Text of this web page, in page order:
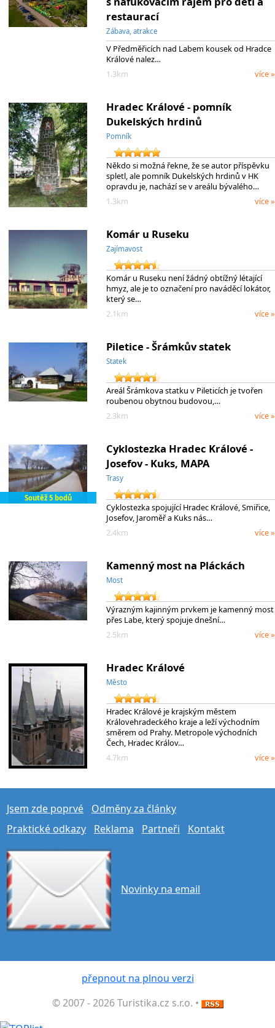
restaurací
Zábava, atrakce
V Předměřicích nad Labem kousek od Hradce
Králové nalez…
1.3km
více »
Hradec Králové - pomník
Dukelských hrdinů
Pomník
Někdo si možná řekne, že se autor příspěvku
spletl, ale pomník Dukelských hrdinů v HK
opravdu je, nachází se v areálu bývalého…
1.3km
více »
Komár u Ruseku
Zajímavost
Komár u Ruseku není žádný obtížný létající
hmyz, ale je to označení pro naváděcí lokátor,
který se…
2.1km
více »
Piletice - Šrámkův statek
Statek
Areál Šrámkova statku v Pileticích je tvořen
roubenou obytnou budovou,…
2.3km
více »
Soutěž 5 bodů
Cyklostezka Hradec Králové -
Josefov - Kuks, MAPA
Trasy
Cyklostezka spojující Hradec Králové, Smiřice,
Josefov, Jaroměř a Kuks nás…
2.4km
více »
Kamenný most na Pláckách
Most
Výrazným kajinným prvkem je kamenný most
přes Labe, který spojuje dnešní…
2.5km
více »
Hradec Králové
Město
Hradec Králové je krajským městem
Královehradeckého kraje a leží východním
směrem od Prahy. Metropole východních
Čech, Hradec Králov…
4.7km
více »
Jsem zde poprvé
Odměny za články
Praktické odkazy
Reklama Partneři Kontakt
Novinky na email
přepnout na plnou verzi
© 2007 - 2026 Turistika.cz s.r.o. •